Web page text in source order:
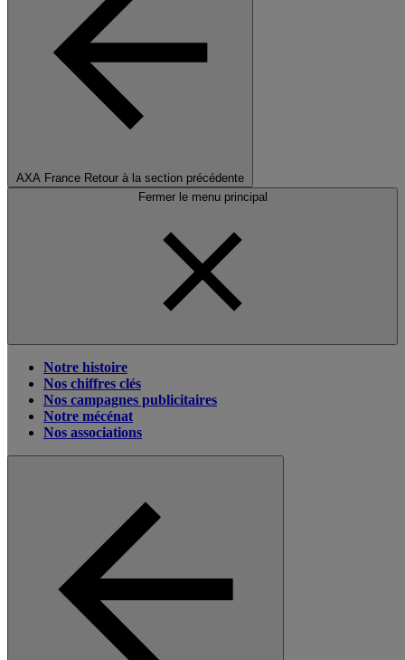
AXA France Retour à la section précédente
Fermer le menu principal
Notre histoire
Nos chiffres clés
Nos campagnes publicitaires
Notre mécénat
Nos associations